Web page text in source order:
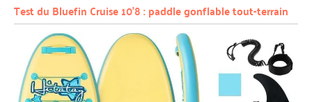
Test du Bluefin Cruise 10’8 : paddle gonflable tout-terrain